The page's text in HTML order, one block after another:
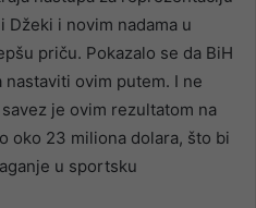
Džeki i novim nadama u
priču. Pokazalo se da BiH
ovim putem. I ne
je ovim rezultatom na
oko 23 miliona dolara, što bi
u sportsku